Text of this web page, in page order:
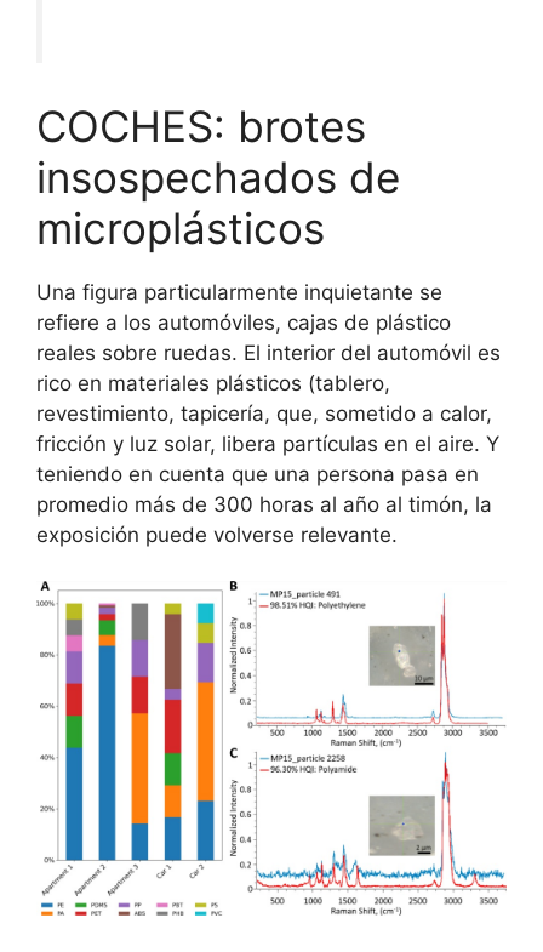
COCHES: brotes
insospechados de
microplásticos
Una figura particularmente inquietante se
refiere a los automóviles, cajas de plástico
reales sobre ruedas. El interior del automóvil es
rico en materiales plásticos (tablero,
revestimiento, tapicería, que, sometido a calor,
fricción y luz solar, libera partículas en el aire. Y
teniendo en cuenta que una persona pasa en
promedio más de 300 horas al año al timón, la
exposición puede volverse relevante.